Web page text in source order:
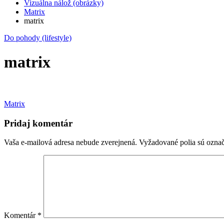
Vizuálna nálož (obrázky)
Matrix
matrix
Do pohody (lifestyle)
matrix
Navigácia
v
článku
Matrix
Pridaj komentár
Vaša e-mailová adresa nebude zverejnená. Vyžadované polia sú
Komentár *